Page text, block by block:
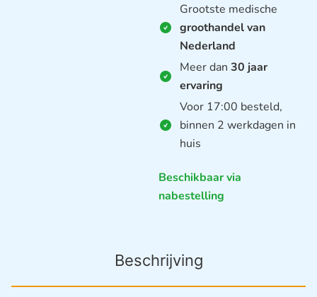
Grootste medische
groothandel van
Nederland
Meer dan 30 jaar
ervaring
Voor 17:00 besteld,
binnen 2 werkdagen in
huis
Beschikbaar via
nabestelling
Beschrijving